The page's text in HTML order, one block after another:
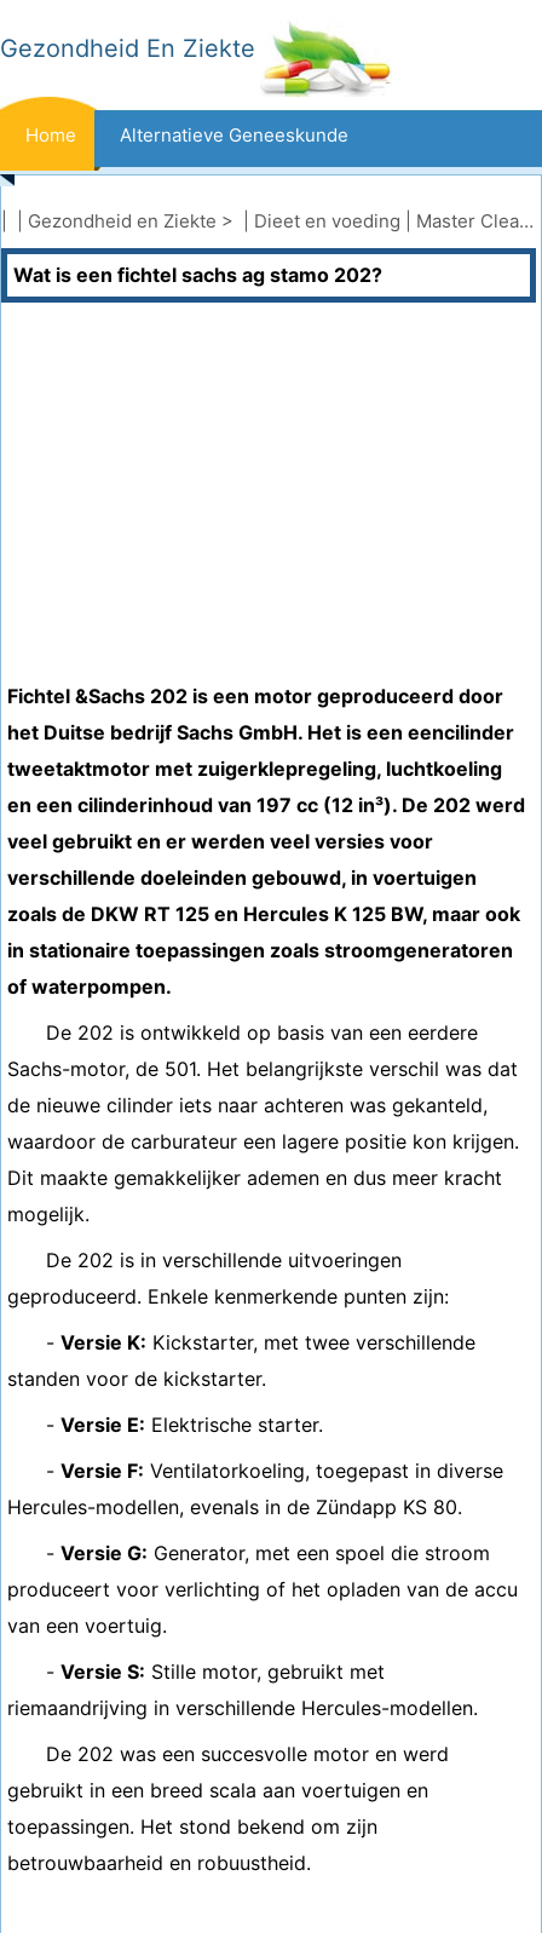
Gezondheid En Ziekte
Home Alternatieve Geneeskunde
Beten En Steken Kanker
Aandoeningen En Behandelingen Mond- En Tandzorg
Gezondheid en Ziekte > | Dieet en voeding Master Cleanse
Wat is een fichtel sachs ag stamo 202?
Fichtel &Sachs 202 is een motor geproduceerd door
het Duitse bedrijf Sachs GmbH. Het is een eencilinder
tweetaktmotor met zuigerklepregeling, luchtkoeling
en een cilinderinhoud van 197 cc (12 in³). De 202 werd
veel gebruikt en er werden veel versies voor
verschillende doeleinden gebouwd, in voertuigen
zoals de DKW RT 125 en Hercules K 125 BW, maar ook
in stationaire toepassingen zoals stroomgeneratoren
of waterpompen.
De 202 is ontwikkeld op basis van een eerdere
Sachs-motor, de 501. Het belangrijkste verschil was dat
de nieuwe cilinder iets naar achteren was gekanteld,
waardoor de carburateur een lagere positie kon krijgen.
Dit maakte gemakkelijker ademen en dus meer kracht
mogelijk.
De 202 is in verschillende uitvoeringen
geproduceerd. Enkele kenmerkende punten zijn:
- Versie K: Kickstarter, met twee verschillende
standen voor de kickstarter.
- Versie E: Elektrische starter.
- Versie F: Ventilatorkoeling, toegepast in diverse
Hercules-modellen, evenals in de Zündapp KS 80.
- Versie G: Generator, met een spoel die stroom
produceert voor verlichting of het opladen van de accu
van een voertuig.
- Versie S: Stille motor, gebruikt met
riemaandrijving in verschillende Hercules-modellen.
De 202 was een succesvolle motor en werd
gebruikt in een breed scala aan voertuigen en
toepassingen. Het stond bekend om zijn
betrouwbaarheid en robuustheid.